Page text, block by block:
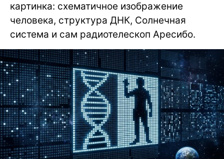
картинка: схематичное изображение
человека, структура ДНК, Солнечная
система и сам радиотелескоп Аресибо.